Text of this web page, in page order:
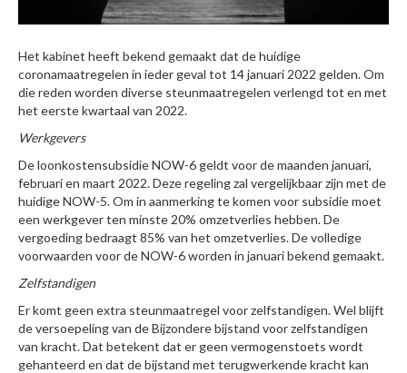
Het kabinet heeft bekend gemaakt dat de huidige
coronamaatregelen in ieder geval tot 14 januari 2022 gelden. Om
die reden worden diverse steunmaatregelen verlengd tot en met
het eerste kwartaal van 2022.
Werkgevers
De loonkostensubsidie NOW-6 geldt voor de maanden januari,
februari en maart 2022. Deze regeling zal vergelijkbaar zijn met de
huidige NOW-5. Om in aanmerking te komen voor subsidie moet
een werkgever ten minste 20% omzetverlies hebben. De
vergoeding bedraagt 85% van het omzetverlies. De volledige
voorwaarden voor de NOW-6 worden in januari bekend gemaakt.
Zelfstandigen
Er komt geen extra steunmaatregel voor zelfstandigen. Wel blijft
de versoepeling van de Bijzondere bijstand voor zelfstandigen
van kracht. Dat betekent dat er geen vermogenstoets wordt
gehanteerd en dat de bijstand met terugwerkende kracht kan